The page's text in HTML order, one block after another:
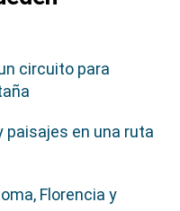
circuito para
paisajes en una ruta
Florencia y